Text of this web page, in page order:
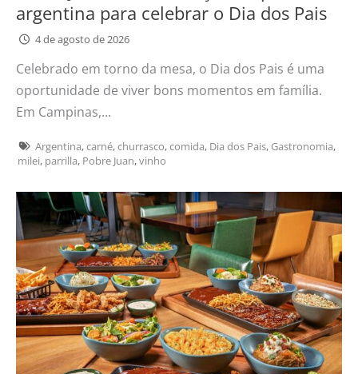
argentina para celebrar o Dia dos Pais
4 de agosto de 2026
Celebrado em torno da mesa, o Dia dos Pais é uma
oportunidade de viver bons momentos em família.
Em Campinas,...
Argentina,carné,churrasco,comida, Dia dos Pais, Gastronomia,
milei, parrilla, Pobre Juan,vinho